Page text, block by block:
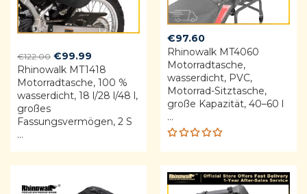
€122.00 Original
price
was:
€122.00.
€99.99
price
is:
€99.99.
Rhinowalk MT1418
Motorradtasche, 100 %
wasserdicht, 18 l/28 l/48 l,
großes
Fassungsvermögen, 2 S
...
€97.60
Rhinowalk MT4060
Motorradtasche,
wasserdicht, PVC,
Motorrad-Sitztasche,
große Kapazität, 40–60 l
...
Rated
5.00out
of 5